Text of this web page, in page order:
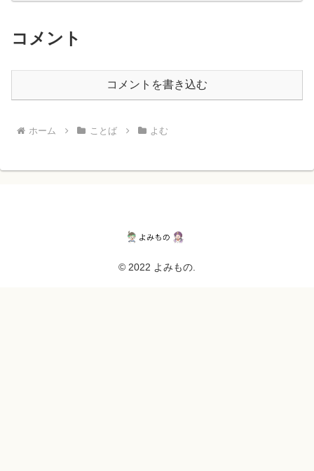
コメント
コメントを書き込む
ホーム ことば よむ
© 2022 よみもの.